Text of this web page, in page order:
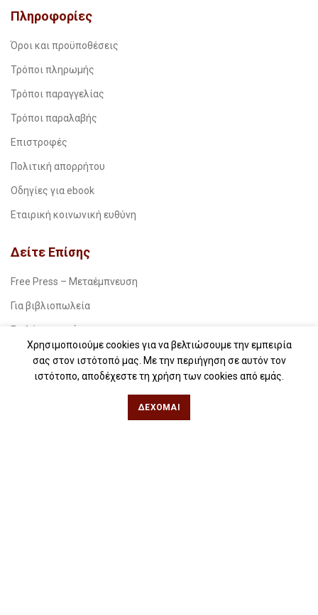
Πληροφορίες
Όροι και προϋποθέσεις
Τρόποι πληρωμής
Τρόποι παραγγελίας
Τρόποι παραλαβής
Επιστροφές
Πολιτική απορρήτου
Οδηγίες για ebook
Εταιρική κοινωνική ευθύνη
Δείτε Επίσης
Free Press – Μεταέμπνευση
Για βιβλιοπωλεία
Για λέσχες ανάγνωσης
Για δημοσιογράφους
Για σχολεία
Χρησιμοποιούμε cookies για να βελτιώσουμε την εμπειρία
σας στον ιστότοπό μας. Με την περιήγηση σε αυτόν τον
ιστότοπο, αποδέχεστε τη χρήση των cookies από εμάς.
ΔΈΧΟΜΑΙ